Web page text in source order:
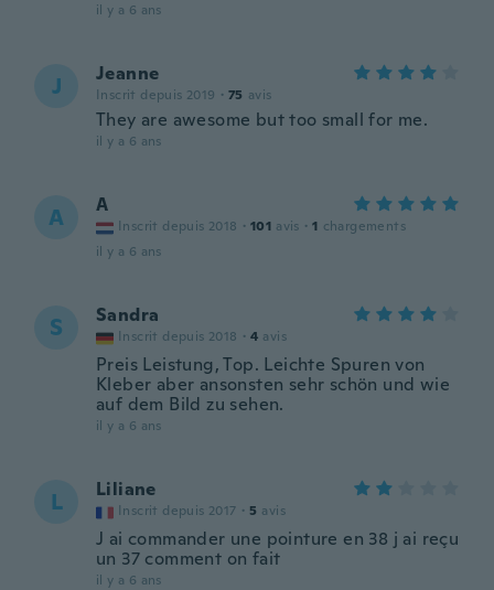
il y a 6 ans
J Jeanne
Inscrit depuis 2019 · 75 avis
They are awesome but too small for me.
il y a 6 ans
A A
Inscrit depuis 2018 · 101 avis · 1 chargements
il y a 6 ans
S Sandra
Inscrit depuis 2018 · 4 avis
Preis Leistung, Top. Leichte Spuren von
Kleber aber ansonsten sehr schön und wie
auf dem Bild zu sehen.
il y a 6 ans
L Liliane
Inscrit depuis 2017 · 5 avis
J ai commander une pointure en 38 j ai reçu
un 37 comment on fait
il y a 6 ans